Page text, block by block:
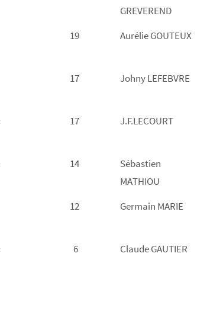
GREVEREND
19 Aurélie GOUTEUX
17 Johny LEFEBVRE
17 J.F.LECOURT
14
Sébastien
MATHIOU
12 Germain MARIE
6 Claude GAUTIER